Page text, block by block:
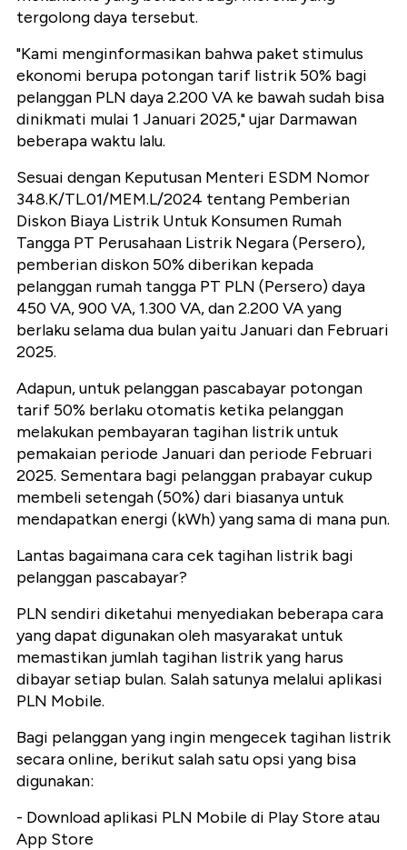
tergolong daya tersebut.
"Kami menginformasikan bahwa paket stimulus
ekonomi berupa potongan tarif listrik 50% bagi
pelanggan PLN daya 2.200 VA ke bawah sudah bisa
dinikmati mulai 1 Januari 2025," ujar Darmawan
beberapa waktu lalu.
Sesuai dengan Keputusan Menteri ESDM Nomor
348.K/TL.01/MEM.L/2024 tentang Pemberian
Diskon Biaya Listrik Untuk Konsumen Rumah
Tangga PT Perusahaan Listrik Negara (Persero),
pemberian diskon 50% diberikan kepada
pelanggan rumah tangga PT PLN (Persero) daya
450 VA, 900 VA, 1.300 VA, dan 2.200 VA yang
berlaku selama dua bulan yaitu Januari dan Februari
2025.
Adapun, untuk pelanggan pascabayar potongan
tarif 50% berlaku otomatis ketika pelanggan
melakukan pembayaran tagihan listrik untuk
pemakaian periode Januari dan periode Februari
2025. Sementara bagi pelanggan prabayar cukup
membeli setengah (50%) dari biasanya untuk
mendapatkan energi (kWh) yang sama di mana pun.
Lantas bagaimana cara cek tagihan listrik bagi
pelanggan pascabayar?
PLN sendiri diketahui menyediakan beberapa cara
yang dapat digunakan oleh masyarakat untuk
memastikan jumlah tagihan listrik yang harus
dibayar setiap bulan. Salah satunya melalui aplikasi
PLN Mobile.
Bagi pelanggan yang ingin mengecek tagihan listrik
secara online, berikut salah satu opsi yang bisa
digunakan:
- Download aplikasi PLN Mobile di Play Store atau
App Store